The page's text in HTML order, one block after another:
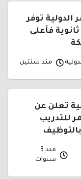
الدولية توفر
ثانوية فأعلى
منذ سنتين
تعلن عن
للتدريب
منذ 3
سنوات